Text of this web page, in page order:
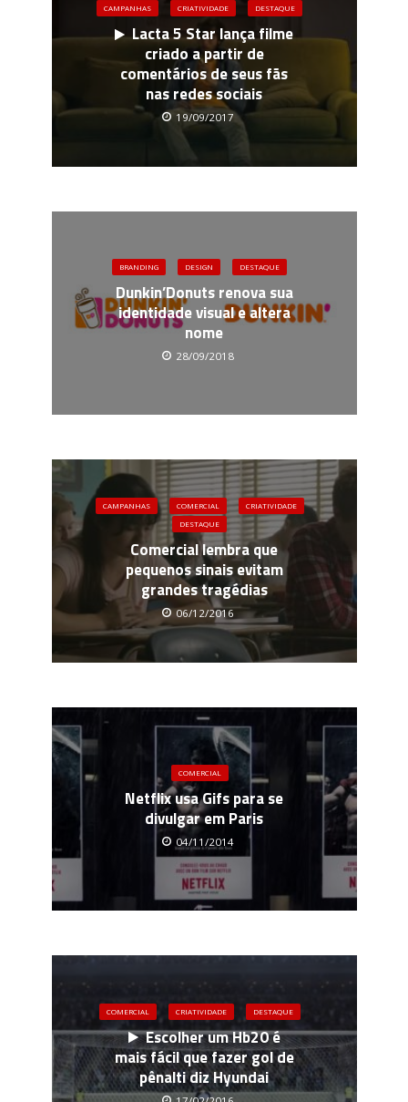
CAMPANHAS CRIATIVIDADE DESTAQUE
Lacta 5 Star lança filme
criado a partir de
comentários de seus fãs
nas redes sociais
19/09/2017
BRANDING DESIGN DESTAQUE
Dunkin’Donuts renova sua
identidade visual e altera
nome
28/09/2018
CAMPANHAS COMERCIAL
CRIATIVIDADE
DESTAQUE
Comercial lembra que
pequenos sinais evitam
grandes tragédias
06/12/2016
COMERCIAL
Netflix usa Gifs para se
divulgar em Paris
04/11/2014
COMERCIAL CRIATIVIDADE DESTAQUE
Escolher um Hb20 é
mais fácil que fazer gol de
pênalti diz Hyundai